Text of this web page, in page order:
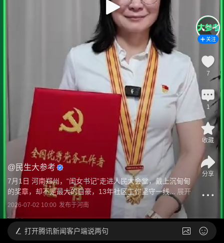
@ 民生大参考
7月1日 河南郑州，“闺女书记”走进人民大会堂，戴上沉甸甸
的奖章，却不是最大的自豪，13年社区工作坚守一线...
展开
2026-07-02 10:00 发布于河南
关注
7
1
收藏
分享
打开腾讯新闻客户端说两句